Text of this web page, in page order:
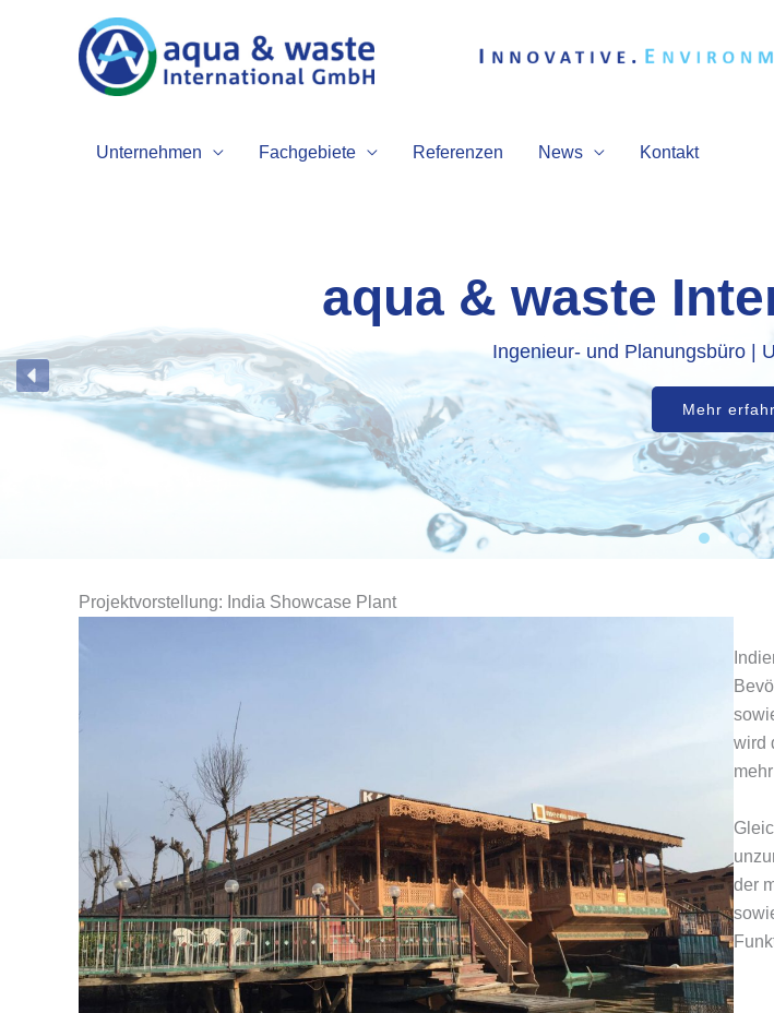
Unternehmen Fachgebiete Referenzen News Kontakt
aqua & waste
Ingenieur- und Planungsbüro |
Mehr
Projektvorstellung: India Showcase Plant
wird
der